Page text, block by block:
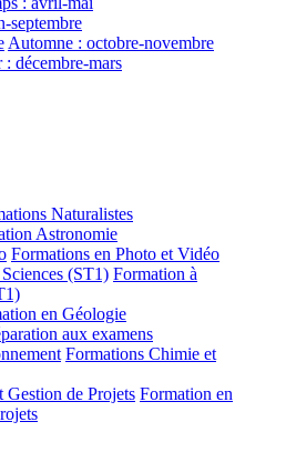
septembre
Automne : octobre-novembre
décembre-mars
Naturalistes
Astronomie
Formations en Photo et Vidéo
(ST1) Formation à
en Géologie
aux examens
Formations Chimie et
Gestion de Projets Formation en